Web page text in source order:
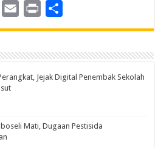
Telegram
Email Print
Jejak Digital Penembak Sekolah
Mati, Dugaan Pestisida